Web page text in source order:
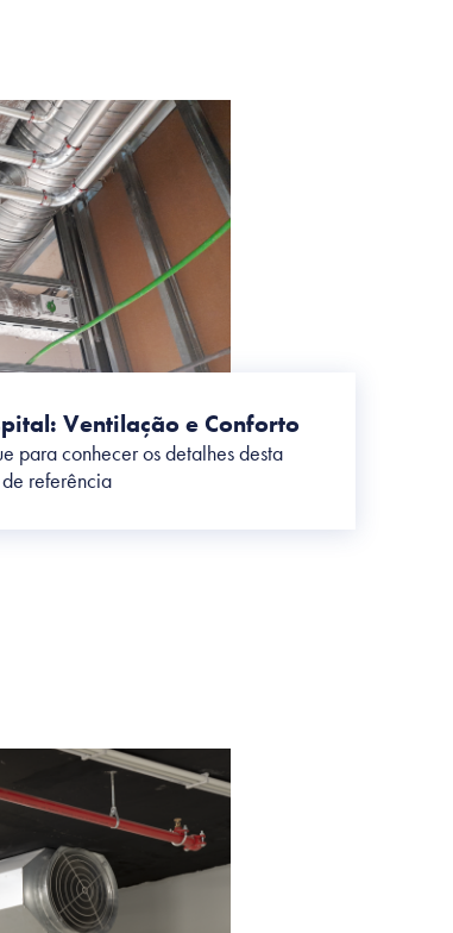
Ventilação e Conforto
para conhecer os detalhes desta
referência